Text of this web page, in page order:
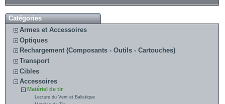
Catégories
Armes et Accessoires
Optiques
Rechargement (Composants - Outils - Cartouches)
Transport
Cibles
Accessoires
Matériel de tir
Lecture du Vent et Balistique